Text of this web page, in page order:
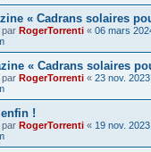
« Cadrans solaires
par RogerTorrenti « 06 mars
« Cadrans solaires
par RogerTorrenti « 23 nov.
!
par RogerTorrenti « 19 nov.